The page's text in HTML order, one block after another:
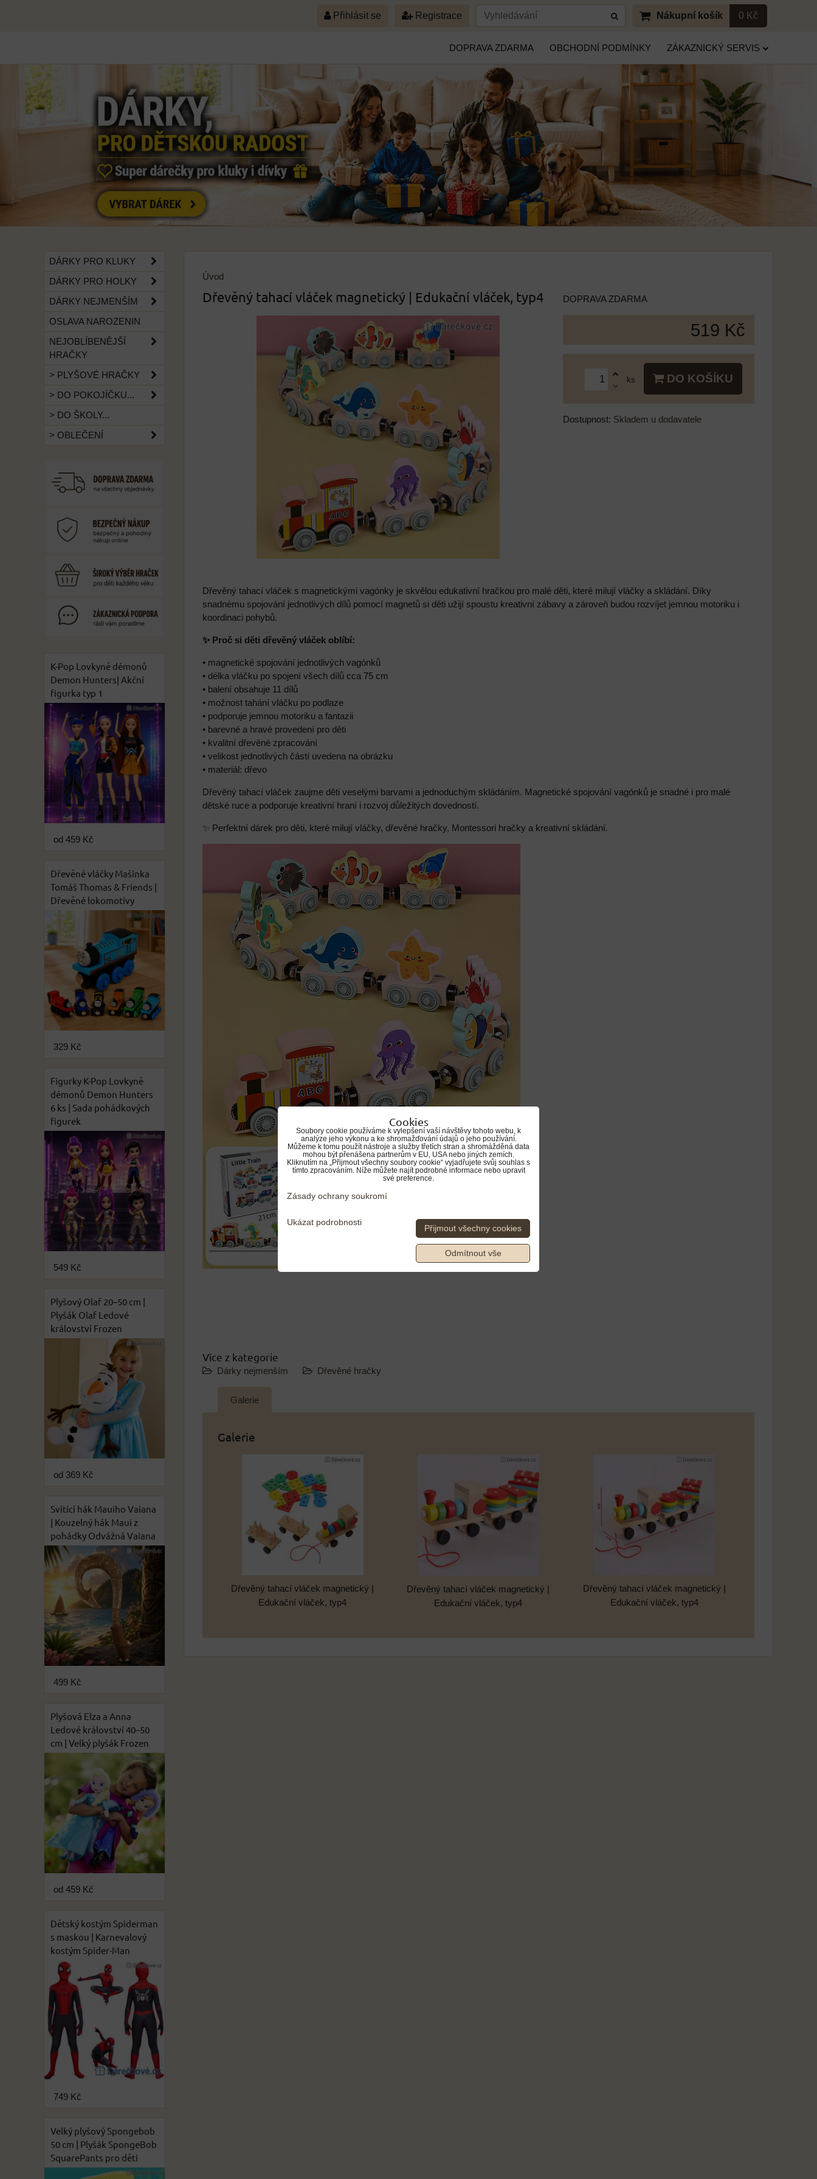
Přihlásit se Registrace Nákupní košík 0 Kč
DOPRAVA ZDARMA OBCHODNÍ PODMÍNKY ZÁKAZNICKÝ SERVIS
Úvod
Dřevěný tahací vláček magnetický | Edukační vláček, typ4 DOPRAVA ZDARMA
519 Kč
ks DO KOŠÍKU
Dostupnost: Skladem u dodavatele
Dřevěný tahací vláček s magnetickými vagónky je skvělou edukativní hračkou pro malé děti, které milují vláčky a skládání. Díky
snadnému spojování jednotlivých dílů pomocí magnetů si děti užijí spoustu kreativní zábavy a zároveň budou rozvíjet jemnou motoriku i
koordinaci pohybů.
✨ Proč si děti dřevěný vláček oblíbí:
• magnetické spojování jednotlivých vagónků
• délka vláčku po spojení všech dílů cca 75 cm
• balení obsahuje 11 dílů
• možnost tahání vláčku po podlaze
• podporuje jemnou motoriku a fantazii
• barevné a hravé provedení pro děti
• kvalitní dřevěné zpracování
• velikost jednotlivých částí uvedena na obrázku
• materiál: dřevo
Dřevěný tahací vláček zaujme děti veselými barvami a jednoduchým skládáním. Magnetické spojování vagónků je snadné i pro malé
dětské ruce a podporuje kreativní hraní i rozvoj důležitých dovedností.
✨ Perfektní dárek pro děti, které milují vláčky, dřevěné hračky, Montessori hračky a kreativní skládání.
Více z kategorie
Dárky nejmenším Dřevěné hračky
Galerie
Galerie
Dřevěný tahací vláček magnetický |
Edukační vláček, typ4
Dřevěný tahací vláček magnetický |
Edukační vláček, typ4
Dřevěný tahací vláček magnetický |
Edukační vláček, typ4
DÁRKY PRO KLUKY
DÁRKY PRO HOLKY
DÁRKY NEJMENŠÍM
OSLAVA NAROZENIN
NEJOBLÍBENĚJŠÍ
HRAČKY
> PLYŠOVÉ HRAČKY
> DO POKOJÍČKU...
> DO ŠKOLY...
> OBLEČENÍ
K-Pop Lovkyně démonů
Demon Hunters| Akční
figurka typ 1
od 459 Kč
Dřevěné vláčky Mašinka
Tomáš Thomas & Friends |
Dřevěné lokomotivy
329 Kč
Figurky K-Pop Lovkyně
démonů Demon Hunters
6 ks | Sada pohádkových
figurek
549 Kč
Plyšový Olaf 20–50 cm |
Plyšák Olaf Ledové
království Frozen
od 369 Kč
Svítící hák Mauiho Vaiana
| Kouzelný hák Maui z
pohádky Odvážná Vaiana
499 Kč
Plyšová Elza a Anna
Ledové království 40–50
cm | Velký plyšák Frozen
od 459 Kč
Dětský kostým Spiderman
s maskou | Karnevalový
kostým Spider-Man
749 Kč
Velký plyšový Spongebob
50 cm | Plyšák SpongeBob
SquarePants pro děti
Cookies
Soubory cookie používáme k vylepšení vaší návštěvy tohoto webu, k
analýze jeho výkonu a ke shromažďování údajů o jeho používání.
Můžeme k tomu použít nástroje a služby třetích stran a shromážděná data
mohou být přenášena partnerům v EU, USA nebo jiných zemích.
Kliknutím na „Přijmout všechny soubory cookie“ vyjadřujete svůj souhlas s
tímto zpracováním. Níže můžete najít podrobné informace nebo upravit
své preference.
Zásady ochrany soukromí
Ukázat podrobnosti
Přijmout všechny cookies
Odmítnout vše